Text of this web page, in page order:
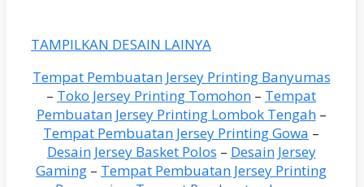
TAMPILKAN DESAIN LAINYA
Tempat Pembuatan Jersey Printing Banyumas
– Toko Jersey Printing Tomohon – Tempat
Pembuatan Jersey Printing Lombok Tengah–
Tempat Pembuatan Jersey Printing Gowa –
Desain Jersey Basket Polos – Desain Jersey
Gaming – Tempat Pembuatan Jersey Printing